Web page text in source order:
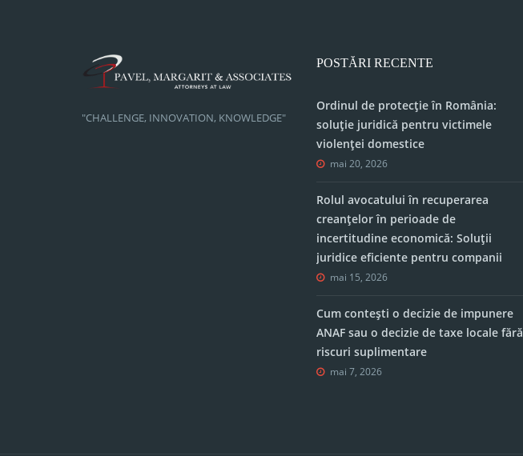
"CHALLENGE, INNOVATION, KNOWLEDGE"
POSTĂRI RECENTE
Ordinul de protecție în România:
soluție juridică pentru victimele
violenței domestice
mai 20, 2026
Rolul avocatului în recuperarea
creanțelor în perioade de
incertitudine economică: Soluții
juridice eficiente pentru companii
mai 15, 2026
Cum contești o decizie de impunere
ANAF sau o decizie de taxe locale fără
riscuri suplimentare
mai 7, 2026